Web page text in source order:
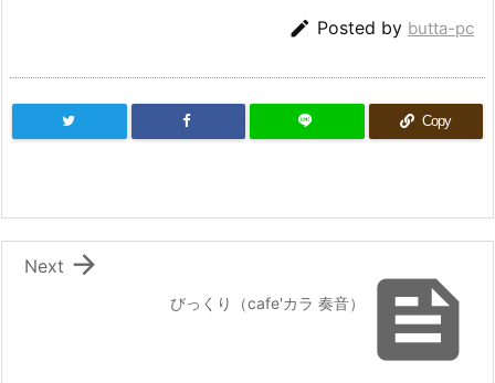
 Posted by butta-pc
Copy

びっくり（cafe'カラ 奏音）

Next